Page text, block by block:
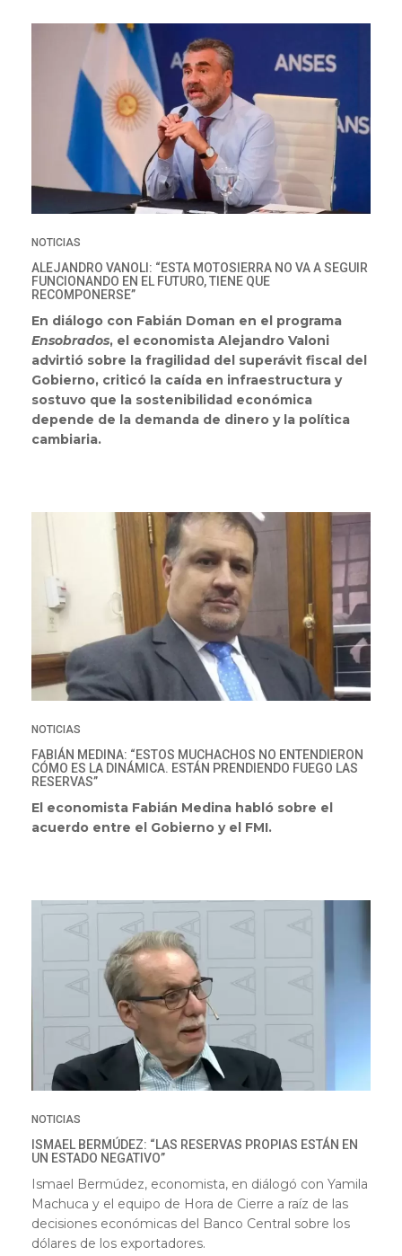
NOTICIAS
ALEJANDRO VANOLI: “ESTA MOTOSIERRA NO VA A SEGUIR
FUNCIONANDO EN EL FUTURO, TIENE QUE
RECOMPONERSE”
En diálogo con Fabián Doman en el programa
Ensobrados, el economista Alejandro Valoni
advirtió sobre la fragilidad del superávit fiscal del
Gobierno, criticó la caída en infraestructura y
sostuvo que la sostenibilidad económica
depende de la demanda de dinero y la política
cambiaria.
NOTICIAS
FABIÁN MEDINA: “ESTOS MUCHACHOS NO ENTENDIERON
CÓMO ES LA DINÁMICA. ESTÁN PRENDIENDO FUEGO LAS
RESERVAS”
El economista Fabián Medina habló sobre el
acuerdo entre el Gobierno y el FMI.
NOTICIAS
ISMAEL BERMÚDEZ: “LAS RESERVAS PROPIAS ESTÁN EN
UN ESTADO NEGATIVO”
Ismael Bermúdez, economista, en diálogó con Yamila
Machuca y el equipo de Hora de Cierre a raíz de las
decisiones económicas del Banco Central sobre los
dólares de los exportadores.